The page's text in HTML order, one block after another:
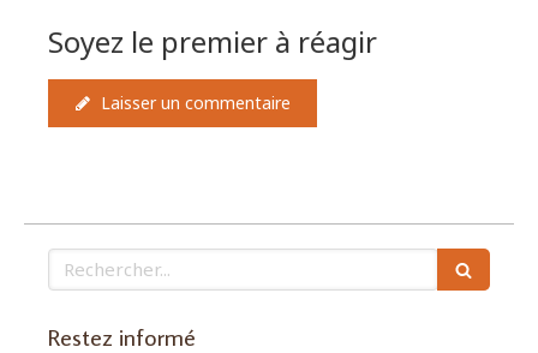
Soyez le premier à réagir
Laisser un commentaire
Rechercher
Restez informé